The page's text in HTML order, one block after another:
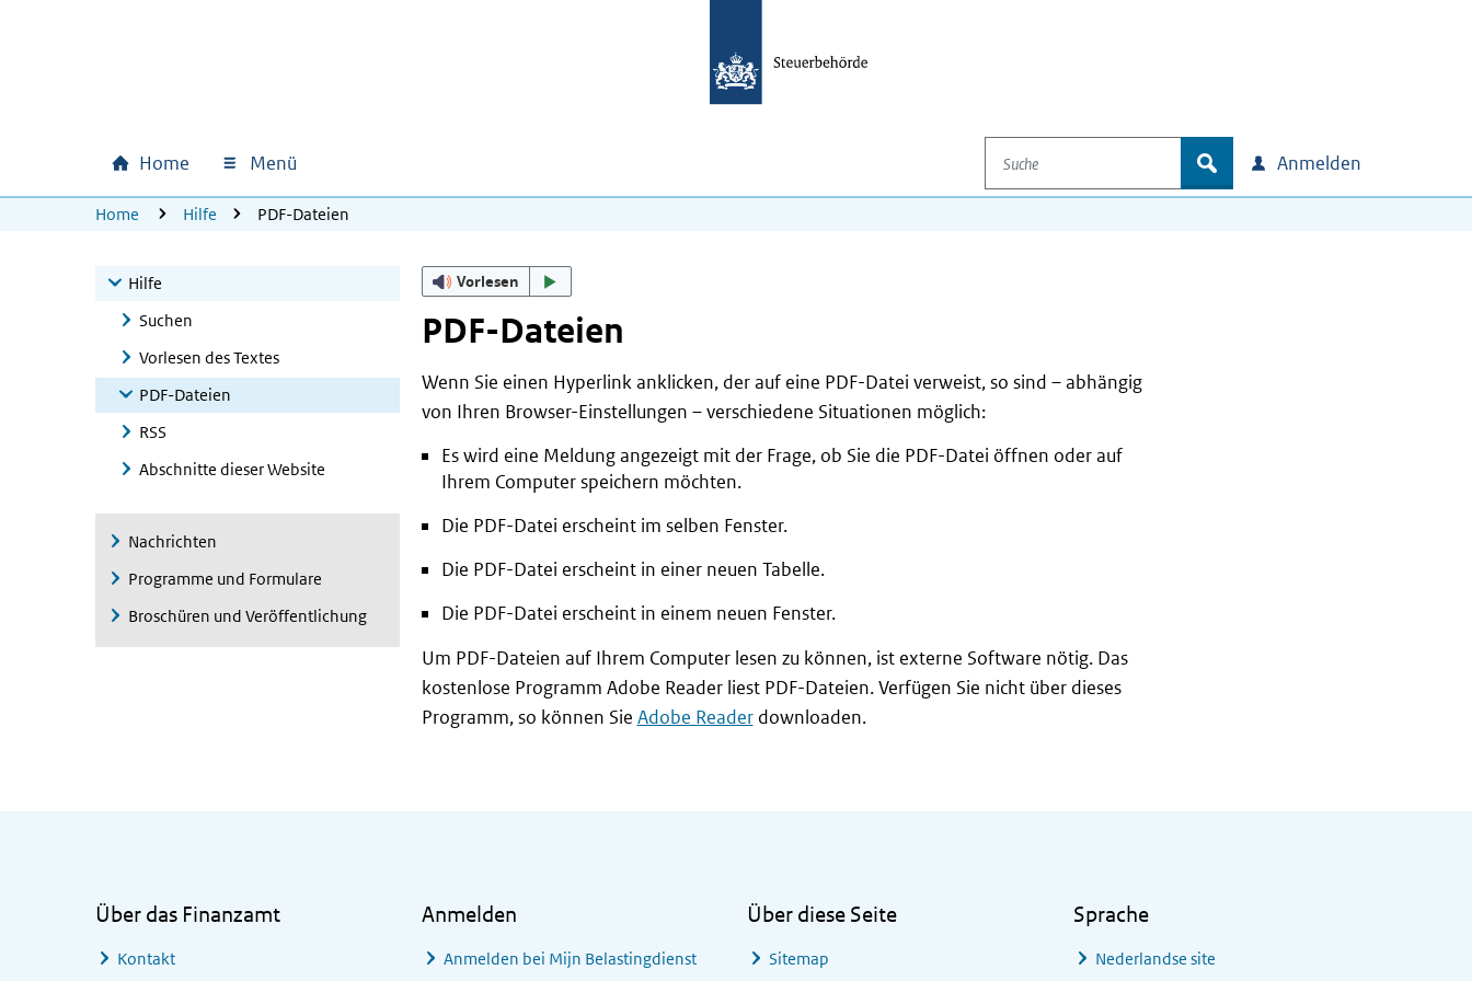
Hauptnavigation
Home Menü
Suche
zoek Anmelden
U bevindt zich hier:
Home Hilfe PDF-Dateien
Hilfe
Suchen
Vorlesen des Textes
PDF-Dateien
RSS
Abschnitte dieser Website
Nachrichten
Programme und Formulare
Broschüren und Veröffentlichung
Vorlesen
PDF-Dateien
Wenn Sie einen Hyperlink anklicken, der auf eine PDF-Datei verweist, so sind – abhängig
von Ihren Browser-Einstellungen – verschiedene Situationen möglich:
Es wird eine Meldung angezeigt mit der Frage, ob Sie die PDF-Datei öffnen oder auf
Ihrem Computer speichern möchten.
Die PDF-Datei erscheint im selben Fenster.
Die PDF-Datei erscheint in einer neuen Tabelle.
Die PDF-Datei erscheint in einem neuen Fenster.
Um PDF-Dateien auf Ihrem Computer lesen zu können, ist externe Software nötig. Das
kostenlose Programm Adobe Reader liest PDF-Dateien. Verfügen Sie nicht über dieses
Programm, so können Sie Adobe Readerdownloaden.
Über das Finanzamt
Kontakt
Anmelden
Anmelden bei Mijn Belastingdienst
Über diese Seite
Sitemap
Sprache
Nederlandse site